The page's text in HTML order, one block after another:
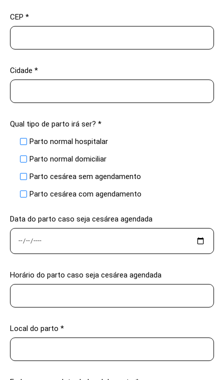
CEP *
Cidade *
Qual tipo de parto irá ser? *
Parto normal hospitalar
Parto normal domiciliar
Parto cesárea sem agendamento
Parto cesárea com agendamento
Data do parto caso seja cesárea agendada
Horário do parto caso seja cesárea agendada
Local do parto *